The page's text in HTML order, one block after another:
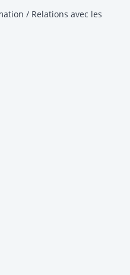
/ Relations avec les